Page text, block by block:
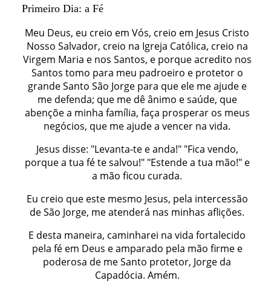
Primeiro Dia: a Fé
Meu Deus, eu creio em Vós, creio em Jesus Cristo
Nosso Salvador, creio na Igreja Católica, creio na
Virgem Maria e nos Santos, e porque acredito nos
Santos tomo para meu padroeiro e protetor o
grande Santo São Jorge para que ele me ajude e
me defenda; que me dê ânimo e saúde, que
abençõe a minha família, faça prosperar os meus
negócios, que me ajude a vencer na vida.
Jesus disse: "Levanta-te e anda!" "Fica vendo,
porque a tua fé te salvou!" "Estende a tua mão!" e
a mão ficou curada.
Eu creio que este mesmo Jesus, pela intercessão
de São Jorge, me atenderá nas minhas aflições.
E desta maneira, caminharei na vida fortalecido
pela fé em Deus e amparado pela mão firme e
poderosa de me Santo protetor, Jorge da
Capadócia. Amém.